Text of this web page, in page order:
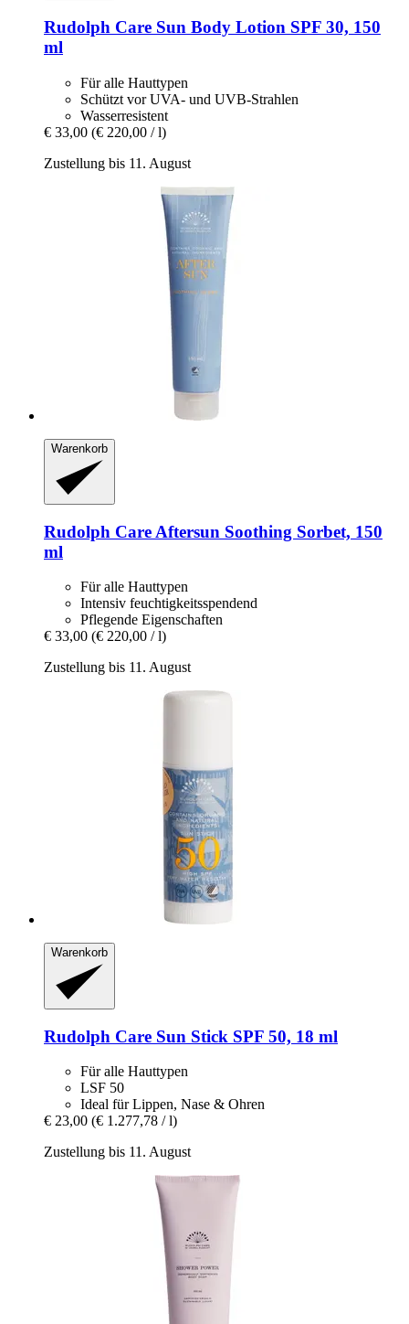
Rudolph Care Sun Body Lotion SPF 30, 150
ml
Für alle Hauttypen
Schützt vor UVA- und UVB-Strahlen
Wasserresistent
€ 33,00 (€ 220,00 / l)
Zustellung bis 11. August
Warenkorb
Rudolph Care Aftersun Soothing Sorbet, 150
ml
Für alle Hauttypen
Intensiv feuchtigkeitsspendend
Pflegende Eigenschaften
€ 33,00 (€ 220,00 / l)
Zustellung bis 11. August
Warenkorb
Rudolph Care Sun Stick SPF 50, 18 ml
Für alle Hauttypen
LSF 50
Ideal für Lippen, Nase & Ohren
€ 23,00 (€ 1.277,78 / l)
Zustellung bis 11. August